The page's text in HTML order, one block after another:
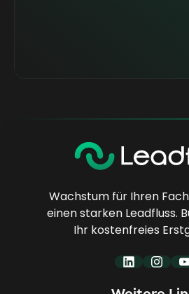
Wachstum für Ihren
einen starken Leadfluss.
Ihr kostenfreies